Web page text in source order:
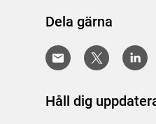
Dela gärna
Håll dig